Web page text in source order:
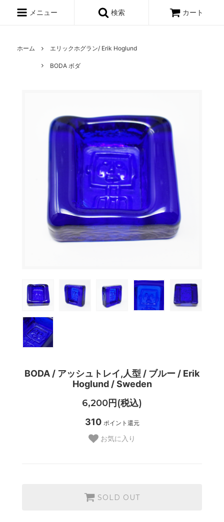
メニュー 検索 カート
ホーム エリックホグラン/ Erik Hoglund
BODA ボダ
BODA / アッシュトレイ,人型 / ブルー / Erik
Hoglund / Sweden
6,200円(税込)
310 ポイント還元
お気に入り
SOLD OUT